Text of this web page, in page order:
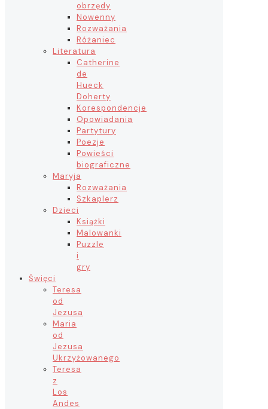
obrzędy
Nowenny
Rozważania
Różaniec
Literatura
Catherine
de
Hueck
Doherty
Korespondencje
Opowiadania
Partytury
Poezje
Powieści
biograficzne
Maryja
Rozważania
Szkaplerz
Dzieci
Książki
Malowanki
Puzzle
i
gry
Święci
Teresa
od
Jezusa
Maria
od
Jezusa
Ukrzyżowanego
Teresa
z
Los
Andes